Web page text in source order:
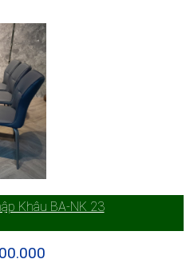
Khâu BA-NK 23